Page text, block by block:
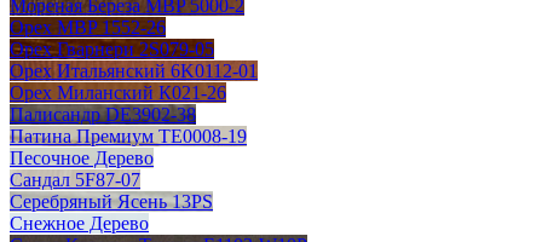
Мореная Береза MBP 5000-2
Орех MBP 1552-26
Орех Гварнери 2S079-05
Орех Итальянский 6K0112-01
Орех Миланский К021-26
Палисандр DE3902-38
Патина Премиум TE0008-19
Песочное Дерево
Сандал 5F87-07
Серебряный Ясень 13PS
Снежное Дерево